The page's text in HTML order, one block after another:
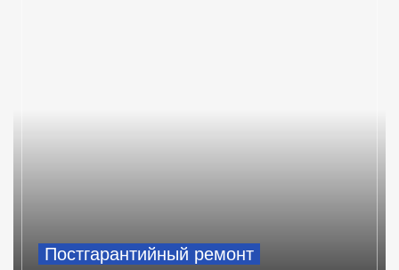
Постгарантийный ремонт